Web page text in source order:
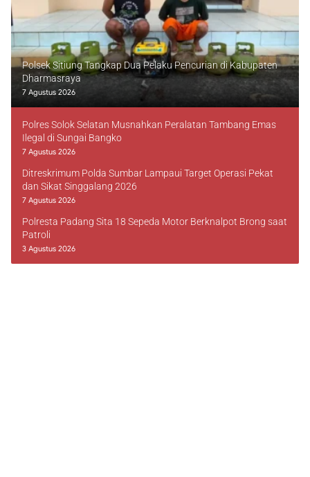
Polsek Sitiung Tangkap Dua Pelaku Pencurian di Kabupaten
Dharmasraya
7 Agustus 2026
Polres Solok Selatan Musnahkan Peralatan Tambang Emas
Ilegal di Sungai Bangko
7 Agustus 2026
Ditreskrimum Polda Sumbar Lampaui Target Operasi Pekat
dan Sikat Singgalang 2026
7 Agustus 2026
Polresta Padang Sita 18 Sepeda Motor Berknalpot Brong saat
Patroli
3 Agustus 2026